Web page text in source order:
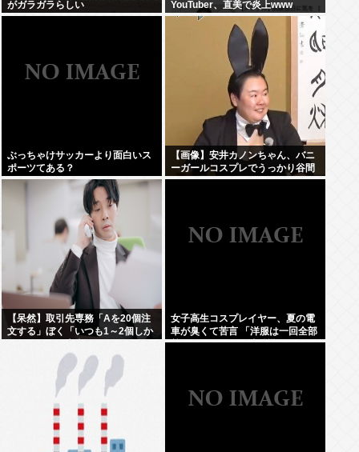
がガラガラらしい
YouTuber、直美で炎上www
ぶっちゃけサッカーより面白いス
ポーツてある？
【画像】安井カノンちゃん、バニ
ーガールコスプレでうっかり谷間
が見えてしまう
【呆然】取引先専務「Aを20個注
文する」ぼく「いつも1～2個しか
る？」取専「あってる」⇒結果！
女子高生コスプレイヤー、夏の電
車が臭くて苦言 「洋服は一回全部
熱湯につけよう！洗濯機はキッチ